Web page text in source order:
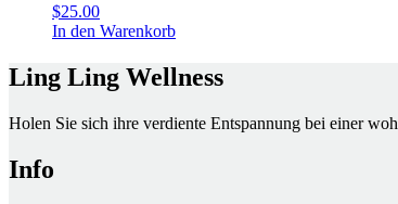
$25.00
In den Warenkorb
Ling Ling Wellness
Holen Sie sich ihre verdiente Entspannung bei einer
Info